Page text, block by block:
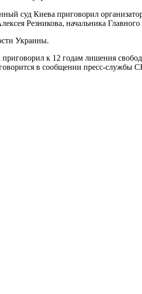
суд Киева приговорил
Резникова, начальника
Украины.
к 12 годам лишения
в сообщении пресс-службы